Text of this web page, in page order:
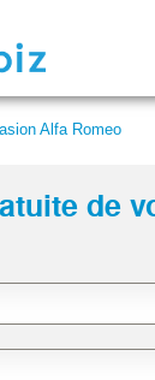
Alfa Romeo
de